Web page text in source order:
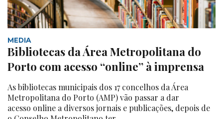
MEDIA
Bibliotecas da Área Metropolitana do
Porto com acesso “online” à imprensa
As bibliotecas municipais dos 17 concelhos da Área
Metropolitana do Porto (AMP) vão passar a dar
acesso online a diversos jornais e publicações, depois de